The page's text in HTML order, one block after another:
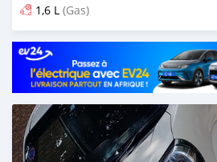
1,6 L (Gas)
Publié il y a 8 mois